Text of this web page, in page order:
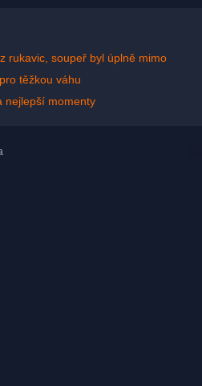
rukavic, soupeř byl úplně mimo
těžkou váhu
nejlepší momenty